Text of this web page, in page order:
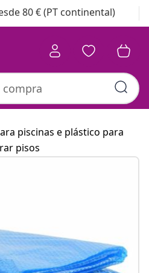
80 € (PT continental)
piscinas e plástico para
pisos